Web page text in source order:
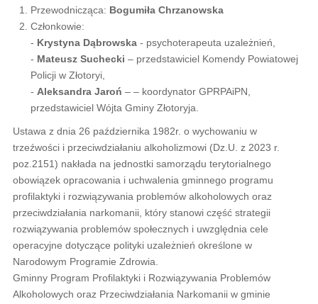
Przewodnicząca: Bogumiła Chrzanowska
Członkowie:
- Krystyna Dąbrowska- psychoterapeuta uzależnień,
- Mateusz Suchecki – przedstawiciel Komendy Powiatowej
Policji w Złotoryi,
- Aleksandra Jaroń – – koordynator GPRPAiPN,
przedstawiciel Wójta Gminy Złotoryja.
Ustawa z dnia 26 października 1982r. o wychowaniu w
trzeźwości i przeciwdziałaniu alkoholizmowi (Dz.U. z 2023 r.
poz.2151) nakłada na jednostki samorządu terytorialnego
obowiązek opracowania i uchwalenia gminnego programu
profilaktyki i rozwiązywania problemów alkoholowych oraz
przeciwdziałania narkomanii, który stanowi część strategii
rozwiązywania problemów społecznych i uwzględnia cele
operacyjne dotyczące polityki uzależnień określone w
Narodowym Programie Zdrowia.
Gminny Program Profilaktyki i Rozwiązywania Problemów
Alkoholowych oraz Przeciwdziałania Narkomanii w gminie